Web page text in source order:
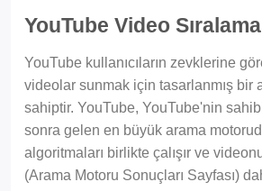
YouTube Video
YouTube kullanıcıların zevklerine
videolar sunmak için tasarlanmış bir
sahiptir. YouTube, YouTube'nin
sonra gelen en büyük arama
algoritmaları birlikte çalışır ve
(Arama Motoru Sonuçları Sayfası)